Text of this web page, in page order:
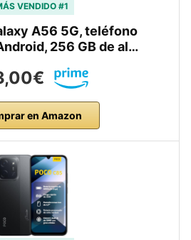
VENDIDO #1
A56 5G, teléfono
256 GB de al…
en Amazon